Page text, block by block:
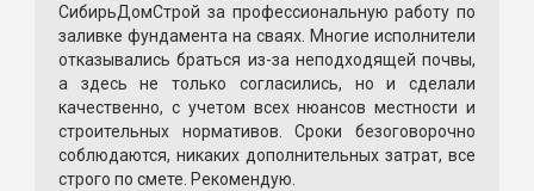
СибирьДомСтрой за профессиональную работу по
заливке фундамента на сваях. Многие исполнители
отказывались браться из-за неподходящей почвы,
а здесь не только согласились, но и сделали
качественно, с учетом всех нюансов местности и
строительных нормативов. Сроки безоговорочно
соблюдаются, никаких дополнительных затрат, все
строго по смете. Рекомендую.